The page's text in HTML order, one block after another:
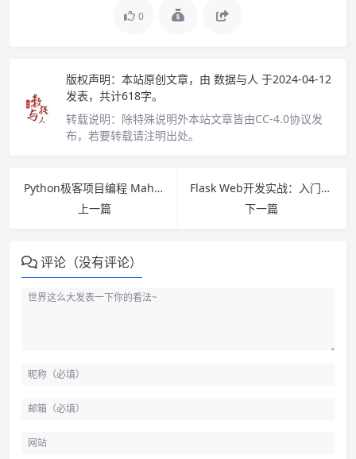
0
版权声明： 本站原创文章，由 数据与人 于2024-04-12
发表，共计618字。
转载说明： 除特殊说明外本站文章皆由CC-4.0协议发
布，若要转载请注明出处。
Python极客项目编程 Mahesh Venkitachalam PDF下载
上一篇
Flask Web开发实战：入门、进阶与原理解析 PDF下载
下一篇
评论（没有评论）